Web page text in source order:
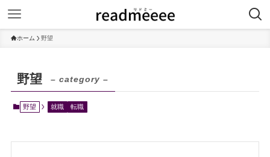
ホーム 野望
野望 – category –
野望 就職 転職